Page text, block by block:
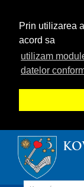
Prin utilizarea
acord sa
utilizam
datelor